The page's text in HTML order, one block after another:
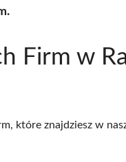
Firm w
które znajdziesz w